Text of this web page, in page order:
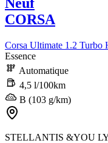
CORSA
Corsa Ultimate 1.2 Turbo
Essence
Automatique
4,5 l/100km
B (103 g/km)
STELLANTIS &YOU